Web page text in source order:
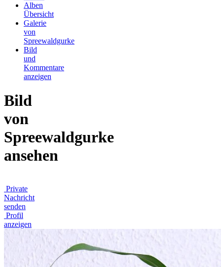
Alben
Übersicht
Galerie
von
Spreewaldgurke
Bild
und
Kommentare
anzeigen
Bild
von
Spreewaldgurke
ansehen
Private
Nachricht
senden
Profil
anzeigen